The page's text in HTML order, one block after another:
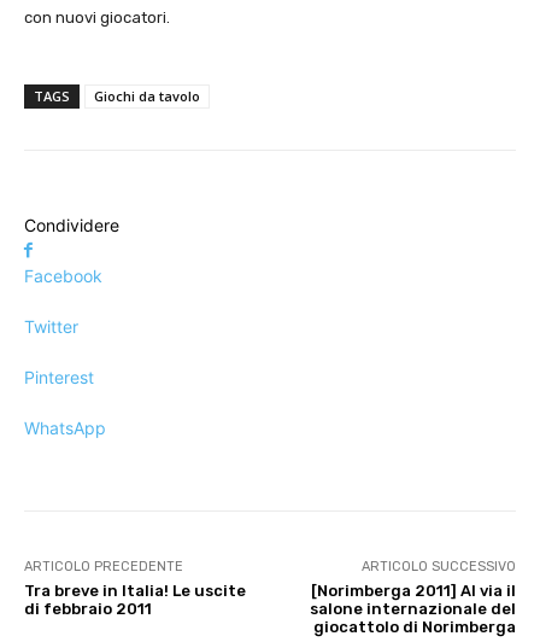
con nuovi giocatori.
TAGS Giochi da tavolo
Condividere
Facebook
Twitter
Pinterest
WhatsApp
ARTICOLO PRECEDENTE
Tra breve in Italia! Le uscite
di febbraio 2011
ARTICOLO SUCCESSIVO
[Norimberga 2011] Al via il
salone internazionale del
giocattolo di Norimberga